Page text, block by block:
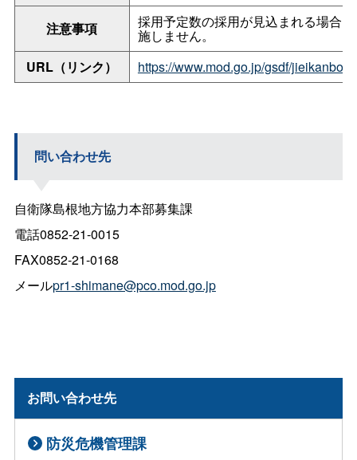
注意事項 採用予定数の採用が見込まれる場合
施しません。
URL（リンク）
https://www.mod.go.jp/gsdf/
問い合わせ先
自衛隊島根地方協力本部募集課
電話0852-21-0015
FAX0852-21-0168
メールpr1-shimane@pco.mod.go.jp
お問い合わせ先
防災危機管理課